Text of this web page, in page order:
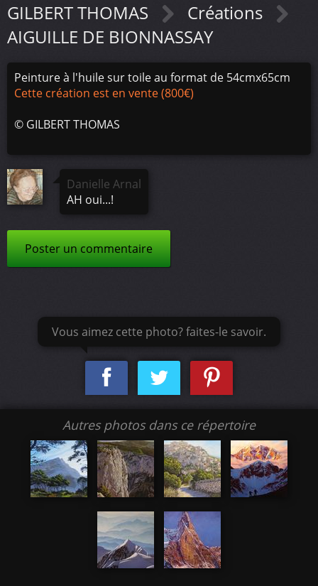
GILBERT THOMAS
Créations
AIGUILLE DE BIONNASSAY
Peinture à l'huile sur toile au format de 54cmx65cm
Cette création est en vente (800€)
© GILBERT THOMAS
Danielle Arnal
AH oui...!
Poster un commentaire
Vous aimez cette photo? faites-le savoir.
Autres photos dans ce répertoire